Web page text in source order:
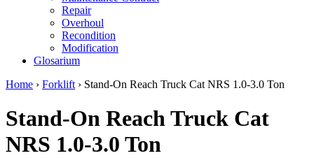
Repair
Overhoul
Recondition
Modification
Glosarium
Home › Forklift › Stand-On Reach Truck Cat NRS 1.0-3.0 Ton
Stand-On Reach Truck Cat
NRS 1.0-3.0 Ton